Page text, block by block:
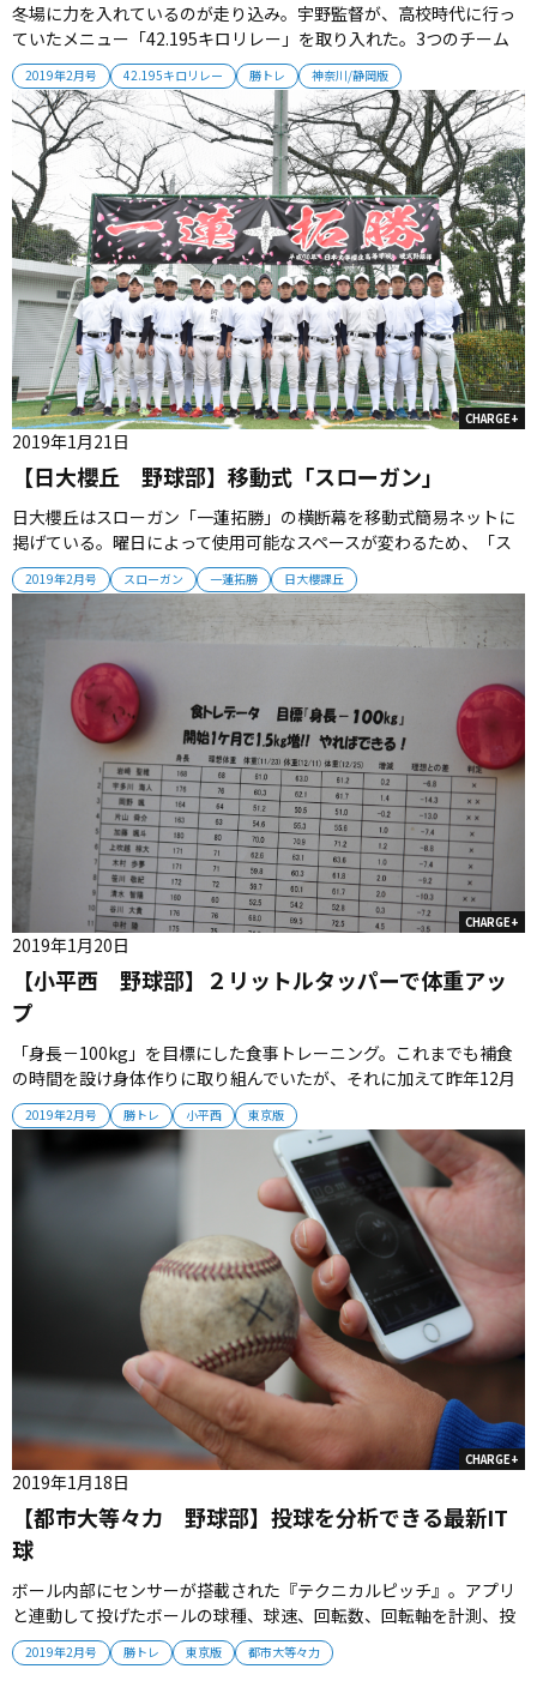
2019年2月号 42.195キロリレー 勝トレ 神奈川/静岡版
冬場に力を入れているのが走り込み。宇野監督が、高校時代に行っ
ていたメニュー「42.195キロリレー」を取り入れた。3つのチーム
に分けて、200メートルトラックをリレーしながら42.195キロを走
る過酷なメニュー。宇野監督は「キツい時に他のチームメイトにど
んな声掛けができるか、そこが大事。『頑張ろう』という声が出て
くるの...
CHARGE+
2019年2月号 スローガン 一蓮拓勝 日大櫻課丘
【日大櫻丘 野球部】移動式「スローガン」
2019年1月21日
日大櫻丘はスローガン「一蓮拓勝」の横断幕を移動式簡易ネットに
掲げている。曜日によって使用可能なスペースが変わるため、「ス
ローガン」も一緒に移動することができる。どんなときもこのスロ
ーガンが、選手たちを見守っている。 2019年2月号掲載...
CHARGE+
2019年2月号 勝トレ 小平西 東京版
【小平西 野球部】２リットルタッパーで体重アッ
プ
2019年1月20日
「身長－100kg」を目標にした食事トレーニング。これまでも補食
の時間を設け身体作りに取り組んでいたが、それに加えて昨年12月
から昼食用弁当として、2リットルのタッパーに白飯（おかずは別）
を詰め込み、練習前までに完食していった。開始1カ月で平均1.5kg
の体重アップに成功した。「体重が増えれば、スイングもボールも
確実に...
CHARGE+
2019年2月号 勝トレ 東京版 都市大等々力
【都市大等々力 野球部】投球を分析できる最新IT
球
2019年1月18日
ボール内部にセンサーが搭載された『テクニカルピッチ』。アプリ
と連動して投げたボールの球種、球速、回転数、回転軸を計測、投
球を数値化、グラフィック化できる。1球3万円と高価なために、現
在は1球のみ。「一度、他のボールと混ぜちゃって、見つけるのが大